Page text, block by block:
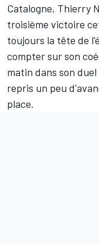
Catalogne, Thierry
troisième victoire
toujours la tête de
compter sur son
matin dans son
repris un peu
place.